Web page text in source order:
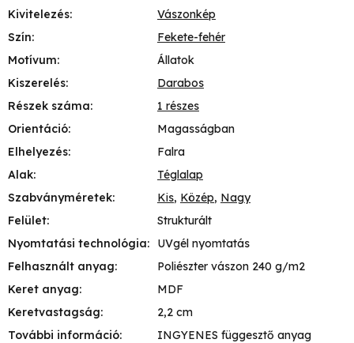
Kivitelezés:
Vászonkép
Szín:
Fekete-fehér
Motívum:
Állatok
Kiszerelés:
Darabos
Részek száma:
1 részes
Orientáció:
Magasságban
Elhelyezés:
Falra
Alak:
Téglalap
Szabványméretek: Kis, Közép, Nagy
Felület:
Strukturált
Nyomtatási technológia:
UVgél nyomtatás
Felhasznált anyag:
Poliészter vászon 240 g/m2
Keret anyag:
MDF
Keretvastagság:
2,2 cm
További információ: INGYENES függesztő anyag